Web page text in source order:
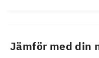
Jämför med din